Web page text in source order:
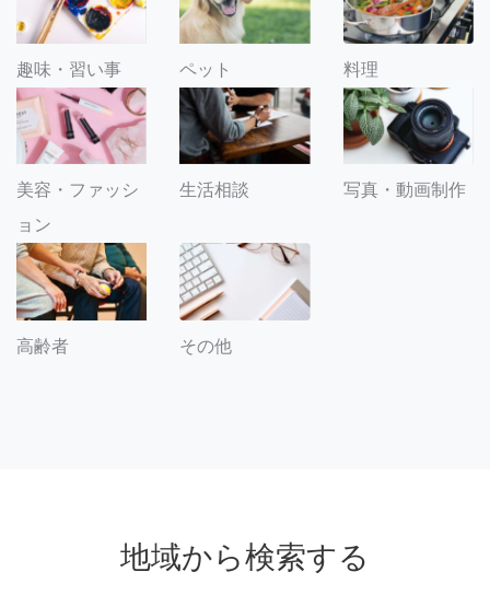
趣味・習い事 ペット 料理
美容・ファッシ
ョン
生活相談 写真・動画制作
高齢者 その他
地域から検索する